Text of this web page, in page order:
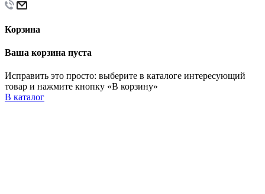
Корзина
Ваша корзина пуста
Исправить это просто: выберите в каталоге интересующий
товар и нажмите кнопку «В корзину»
В каталог